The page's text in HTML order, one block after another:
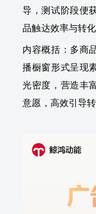
导，测试阶段便
品触达效率与转化
内容概括：多商
播橱窗形式呈现
光密度，营造丰
意愿，高效引导转